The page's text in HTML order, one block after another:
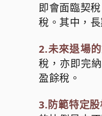
即會面臨契
稅。其中，
2.未來退場
稅，亦即完
盈餘稅。
3.防範特定